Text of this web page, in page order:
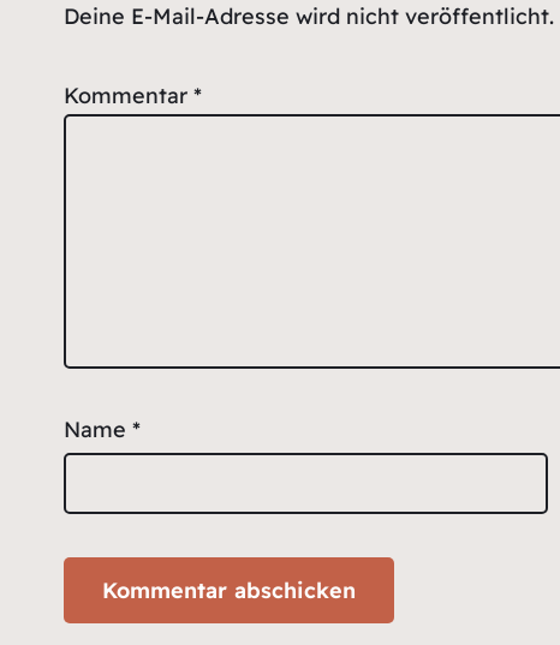
Deine E-Mail-Adresse wird nicht veröffentlicht.
Kommentar *
Name *